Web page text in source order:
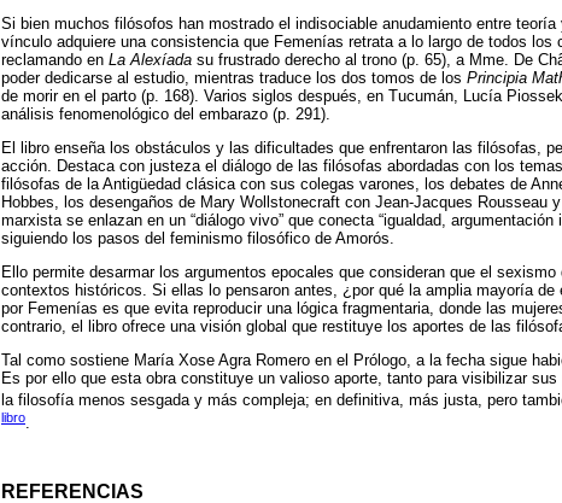
Si bien muchos filósofos han mostrado el indisociable anudamiento entre
vínculo adquiere una consistencia que Femenías retrata a lo largo de todos
reclamando en La Alexíada su frustrado derecho al trono (p. 65), a Mme. De
poder dedicarse al estudio, mientras traduce los dos tomos de los Principia
de morir en el parto (p. 168). Varios siglos después, en Tucumán, Lucía
análisis fenomenológico del embarazo (p. 291).
El libro enseña los obstáculos y las dificultades que enfrentaron las filósofas,
acción. Destaca con justeza el diálogo de las filósofas abordadas con los
filósofas de la Antigüedad clásica con sus colegas varones, los debates de
Hobbes, los desengaños de Mary Wollstonecraft con Jean-Jacques Rousseau
marxista se enlazan en un “diálogo vivo” que conecta “igualdad,
siguiendo los pasos del feminismo filosófico de Amorós.
Ello permite desarmar los argumentos epocales que consideran que el
contextos históricos. Si ellas lo pensaron antes, ¿por qué la amplia mayoría
por Femenías es que evita reproducir una lógica fragmentaria, donde las
contrario, el libro ofrece una visión global que restituye los aportes de las
Tal como sostiene María Xose Agra Romero en el Prólogo, a la fecha sigue
Es por ello que esta obra constituye un valioso aporte, tanto para visibilizar
la filosofía menos sesgada y más compleja; en definitiva, más justa, pero
libro
REFERENCIAS